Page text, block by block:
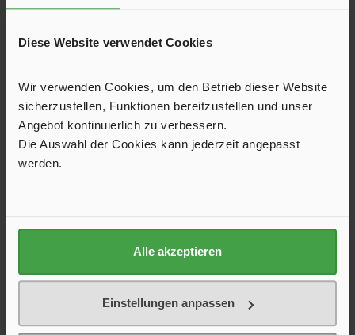
Diese Website verwendet Cookies
Wir verwenden Cookies, um den Betrieb dieser Website
sicherzustellen, Funktionen bereitzustellen und unser
Angebot kontinuierlich zu verbessern.
Die Auswahl der Cookies kann jederzeit angepasst
werden.
Alle akzeptieren
Einstellungen anpassen
In den Warenkorb